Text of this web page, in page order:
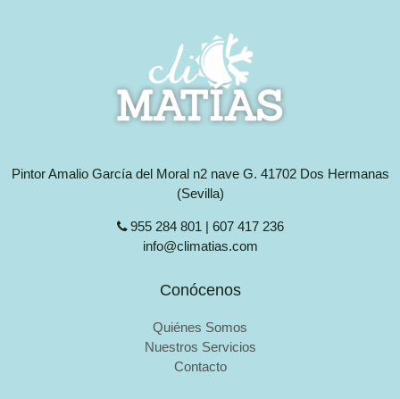
Pintor Amalio García del Moral n2 nave G. 41702 Dos Hermanas
(Sevilla)
955 284 801 | 607 417 236
info@climatias.com
Conócenos
Quiénes Somos
Nuestros Servicios
Contacto